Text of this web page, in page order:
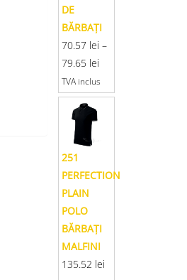
DE
BĂRBAŢI
70.57 lei –
79.65 lei
TVA inclus
251
PERFECTION
PLAIN
POLO
BĂRBAŢI
MALFINI
135.52 lei